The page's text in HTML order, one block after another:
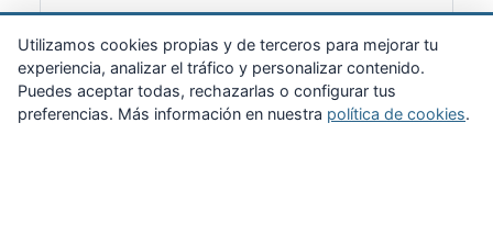
Suscribirme
Utilizamos cookies propias y de terceros para mejorar tu
experiencia, analizar el tráfico y personalizar contenido.
Puedes aceptar todas, rechazarlas o configurar tus
preferencias. Más información en nuestra política de cookies.